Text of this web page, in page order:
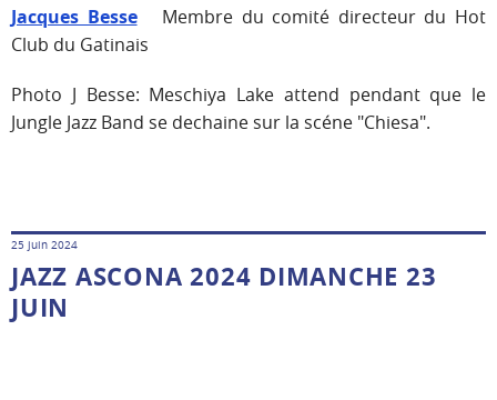
Jacques BesseMembre du comité directeur du Hot
Club du Gatinais
Photo J Besse: Meschiya Lake attend pendant que le
Jungle Jazz Band se dechaine sur la scéne "Chiesa".
25 juin 2024
JAZZ ASCONA 2024 DIMANCHE 23
JUIN